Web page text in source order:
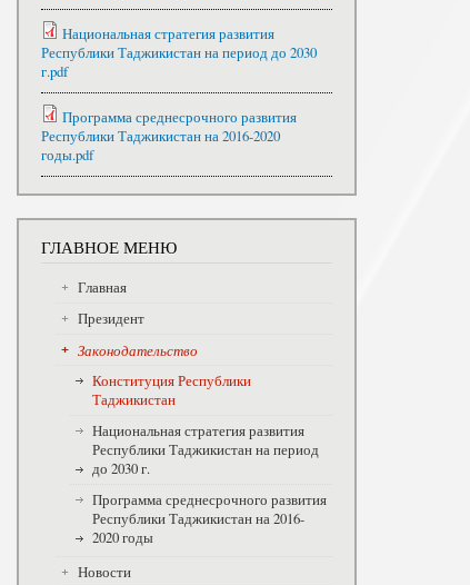
Национальная стратегия развития
Республики Таджикистан на период до 2030
г.pdf
Программа среднесрочного развития
Республики Таджикистан на 2016-2020
годы.pdf
ГЛАВНОЕ МЕНЮ
Главная
Президент
Законодательство
Конституция Республики
Таджикистан
Национальная стратегия развития
Республики Таджикистан на период
до 2030 г.
Программа среднесрочного развития
Республики Таджикистан на 2016-
2020 годы
Новости